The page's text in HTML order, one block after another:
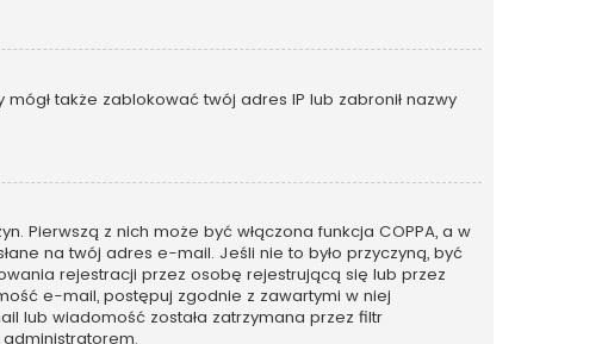
mógł także zablokować twój adres IP lub zabronił nazwy
Pierwszą z nich może być włączona funkcja COPPA, a w
na twój adres e-mail. Jeśli nie to było przyczyną, być
rejestracji przez osobę rejestrującą się lub przez
e-mail, postępuj zgodnie z zawartymi w niej
lub wiadomość została zatrzymana przez filtr